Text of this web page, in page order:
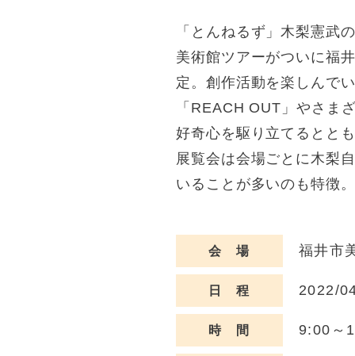
「とんねるず」木梨憲武
美術館ツアーがついに福
定。創作活動を楽しんで
「REACH OUT」やさま
好奇心を駆り立てるとと
展覧会は会場ごとに木梨
いることが多いのも特徴
会 場 福井市
日 程 2022/
時 間 9:00～